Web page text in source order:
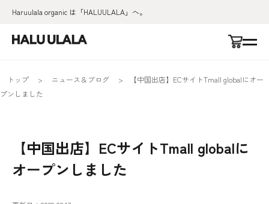
Haruulala organic は「HALUULALA」へ。
トップ > ニュース＆ブログ >
【中国出店】ECサイトTmall globalにオー
プンしました
【中国出店】ECサイトTmall globalに
オープンしました